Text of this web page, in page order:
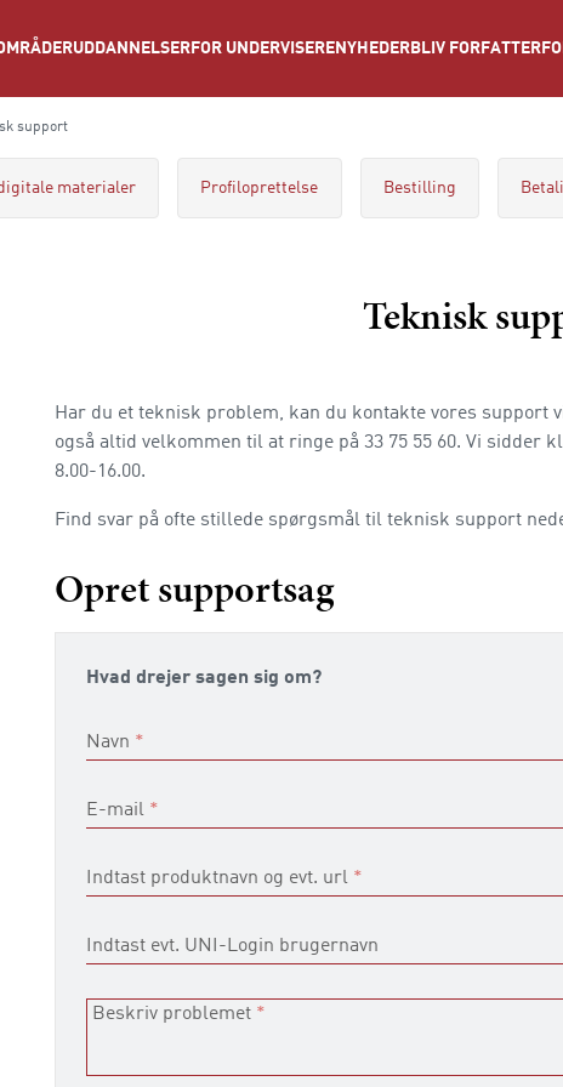
UDDANNELSER FOR UNDERVISERE NYHEDER BLIV FORFATTER
support
materialer Profiloprettelse Bestilling
Teknisk
Har du et teknisk problem, kan du kontakte vores
også altid velkommen til at ringe på 33 75 55 60. Vi sidder
8.00-16.00.
Find svar på ofte stillede spørgsmål til teknisk support
Opret supportsag
Hvad drejer sagen sig om?
Navn *
E-mail *
Indtast produktnavn og evt. url *
Indtast evt. UNI-Login brugernavn
Beskriv problemet *